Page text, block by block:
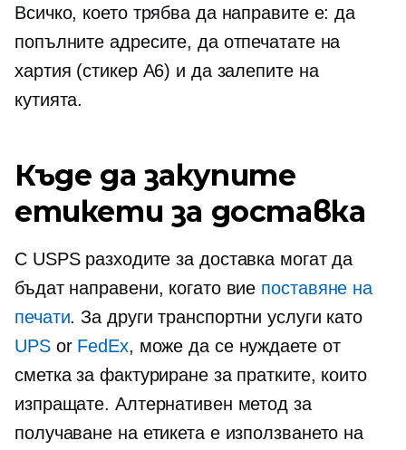
Всичко, което трябва да направите е: да
попълните адресите, да отпечатате на
хартия (стикер А6) и да залепите на
кутията.
Къде да закупите
етикети за доставка
С USPS разходите за доставка могат да
бъдат направени, когато вие поставяне на
печати. За други транспортни услуги като
UPSor FedEx, може да се нуждаете от
сметка за фактуриране за пратките, които
изпращате. Алтернативен метод за
получаване на етикета е използването на